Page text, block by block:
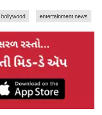
bollywood entertainment news